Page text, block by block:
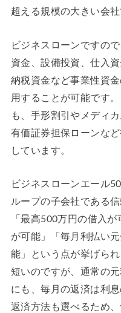
超える規模の大きい会社
ビジネスローンですの
資金、設備投資、仕入
納税資金など事業性資
用することが可能です
も、手形割引やメディ
有価証券担保ローンな
しています。
ビジネスローンエール
ループの子会社である
「最高500万円の借入
が可能」「毎月利払い
能」という点が挙げら
短いのですが、通常の
にも、毎月の返済は利
返済方法も選べるため